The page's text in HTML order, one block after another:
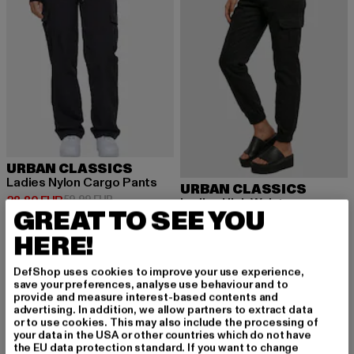
URBAN CLASSICS
Ladies Nylon Cargo Pants
28,80 EUR
Derzeitiger Preis: 28,80 EUR
59,99 EURAktionspreis: 59,99 EUR
URBAN CLASSICS
Ladies High Waist
35,09 EUR
Derzeitiger Preis: 35,09 EUR
44,99 EUR
-38% -60%
GREAT TO SEE YOU
HERE!
DefShop uses cookies to improve your use experience,
save your preferences, analyse use behaviour and to
provide and measure interest-based contents and
advertising. In addition, we allow partners to extract data
or to use cookies. This may also include the processing of
your data in the USA or other countries which do not have
the EU data protection standard. If you want to change